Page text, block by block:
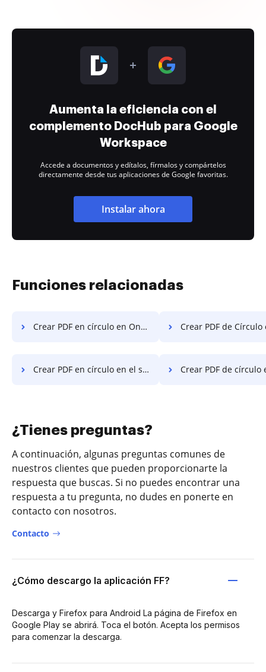
Aumenta la eficiencia con el
complemento DocHub para Google
Workspace
Accede a documentos y edítalos, fírmalos y compártelos
directamente desde tus aplicaciones de Google favoritas.
Instalar ahora
Funciones relacionadas
Crear PDF en círculo en OnePlus Crear PDF de Círculo
Crear PDF en círculo en el sistema operativo móvil de Microsoft Crear PDF de círculo en
¿Tienes preguntas?
A continuación, algunas preguntas comunes de
nuestros clientes que pueden proporcionarte la
respuesta que buscas. Si no puedes encontrar una
respuesta a tu pregunta, no dudes en ponerte en
contacto con nosotros.
Contacto
¿Cómo descargo la aplicación FF?
Descarga y Firefox para Android La página de Firefox en
Google Play se abrirá. Toca el botón. Acepta los permisos
para comenzar la descarga.